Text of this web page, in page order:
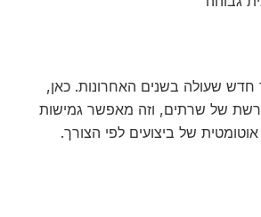
חדש שעולה בשנים האחרונות. כאן,
של שרתים, וזה מאפשר גמישות
של ביצועים לפי הצורך.